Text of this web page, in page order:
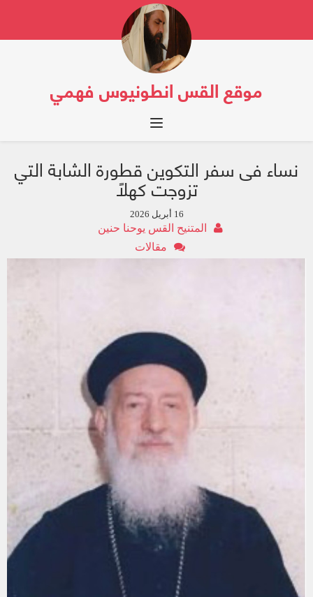
موقع القس انطونيوس فهمي
Toggle navigation
نساء فى سفر التكوين قطورة الشابة التي
تزوجت كهلاً
16 أبريل 2026
المتنيح القس يوحنا حنين
مقالات